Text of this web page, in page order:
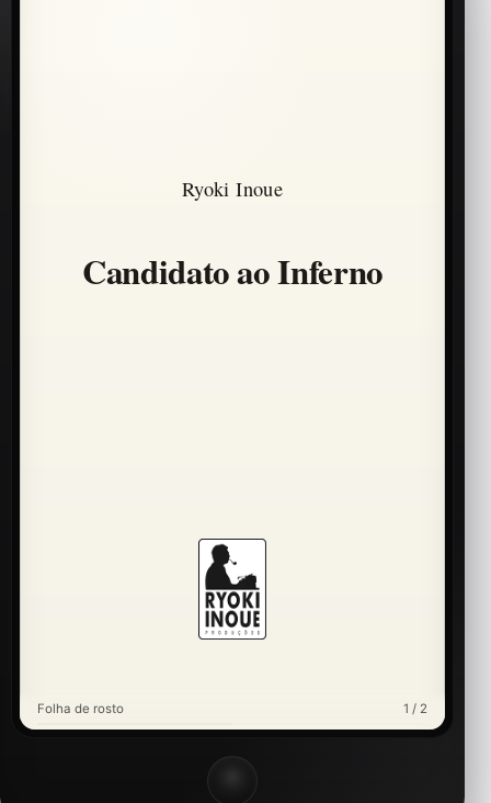
Ryoki Inoue
Candidato ao Inferno
Folha de rosto 1 / 2